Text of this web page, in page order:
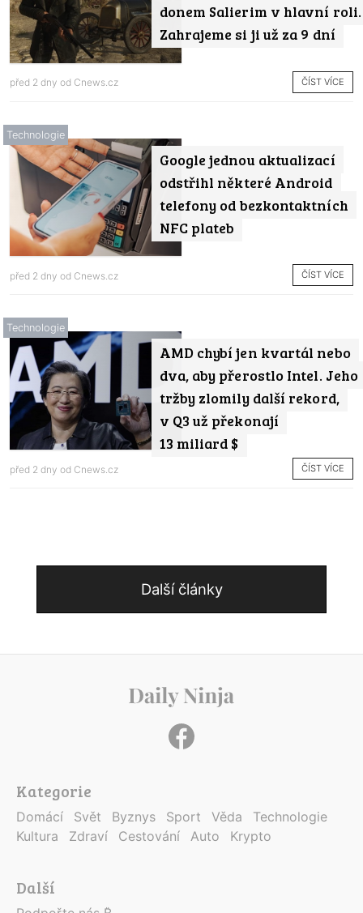
donem Salierim v hlavní roli.
Zahrajeme si ji už za 9 dní
před 2 dny od Cnews.cz ČÍST VÍCE
Google jednou aktualizací
odstřihl některé Android
telefony od bezkontaktních
NFC plateb
Technologie
před 2 dny od Cnews.cz ČÍST VÍCE
AMD chybí jen kvartál nebo
dva, aby přerostlo Intel. Jeho
tržby zlomily další rekord,
v Q3 už překonají
13 miliard $
Technologie
před 2 dny od Cnews.cz ČÍST VÍCE
Další články
Kategorie
Domácí Svět Byznys Sport Věda
Technologie
Kultura
Zdraví Cestování Auto Krypto
Další